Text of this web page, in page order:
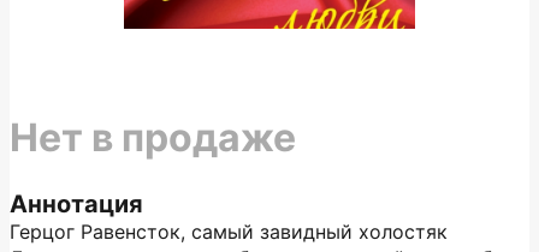
Аннотация
Герцог Равенсток, самый завидный холостяк
Нет в продаже